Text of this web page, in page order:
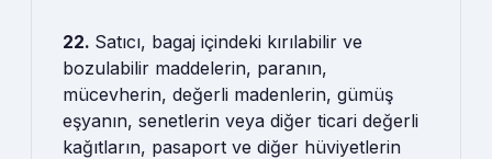
22. Satıcı, bagaj içindeki kırılabilir ve
bozulabilir maddelerin, paranın,
mücevherin, değerli madenlerin, gümüş
eşyanın, senetlerin veya diğer ticari değerli
kağıtların, pasaport ve diğer hüviyetlerin